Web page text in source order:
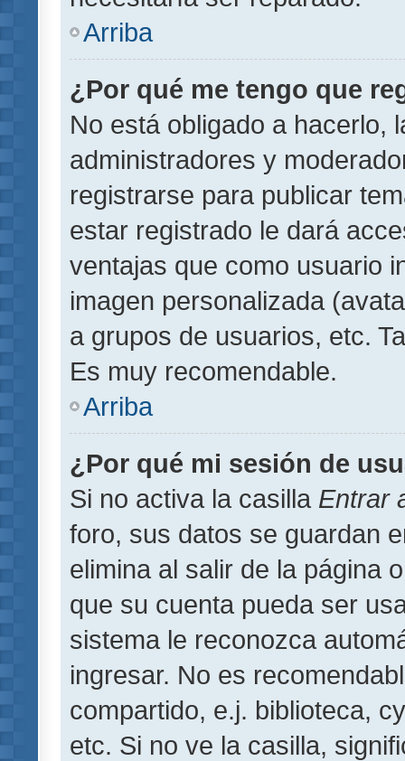
Arriba
¿Por qué me tengo que
No está obligado a hacerlo,
administradores y
registrarse para publicar
estar registrado le dará
ventajas que como usuario
imagen personalizada
a grupos de usuarios, etc.
Es muy recomendable.
Arriba
¿Por qué mi sesión de
Si no activa la casilla Entrar
foro, sus datos se guardan
elimina al salir de la página
que su cuenta pueda ser
sistema le reconozca
ingresar. No es
compartido, e.j. biblioteca,
etc. Si no ve la casilla,